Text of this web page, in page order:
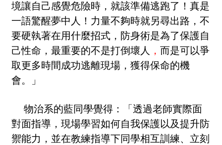
境讓自己感覺危險時，就該準備逃跑了！真是
一語驚醒夢中人！力量不夠時就另尋出路，不
要硬執著在用什麼招式，防身術是為了保護自
己性命，最重要的不是打倒壞人 ， 而是可以爭
取更多時間成功逃離現場，獲得保命的機
會。」
物治系的藍同學覺得：「透過老師實際面
對面指導，現場學習如何自我保護以及提升防
禦能力，並在教練指導下同學相互訓練、立刻